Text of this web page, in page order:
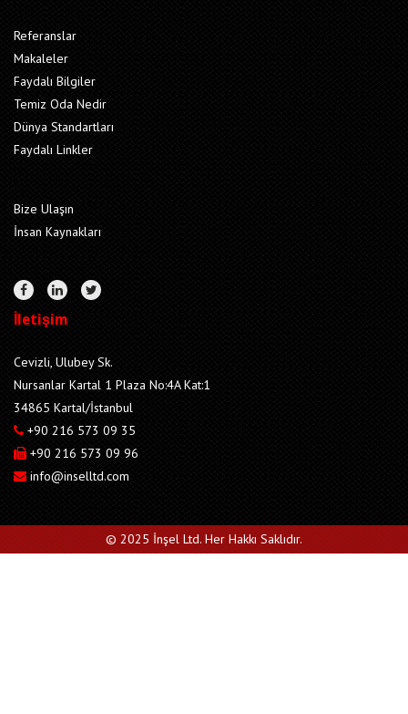
Referanslar
Makaleler
Faydalı Bilgiler
Temiz Oda Nedir
Dünya Standartları
Faydalı Linkler
Bize Ulaşın
İnsan Kaynakları
İletişim
Cevizli, Ulubey Sk.
Nursanlar Kartal 1 Plaza No:4A Kat:1
34865 Kartal/İstanbul
+90 216 573 09 35
+90 216 573 09 96
info@inselltd.com
© 2025 İnşel Ltd. Her Hakkı Saklıdır.